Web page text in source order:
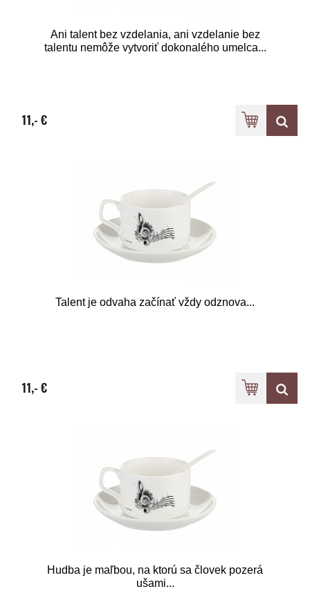
Ani talent bez vzdelania, ani vzdelanie bez
talentu nemôže vytvoriť dokonalého umelca...
11,- €
Talent je odvaha začínať vždy odznova...
11,- €
Hudba je maľbou, na ktorú sa človek pozerá
ušami...